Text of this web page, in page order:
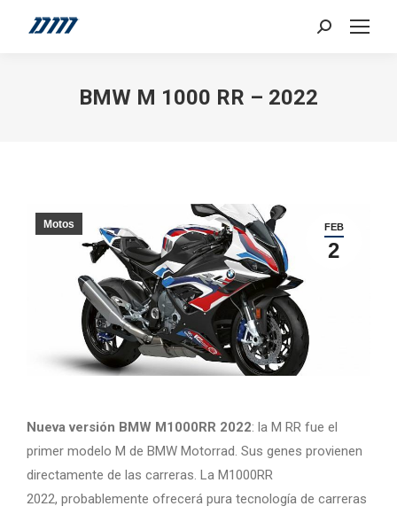
Search:
BMW M 1000 RR – 2022
FEB
2
Motos
Nueva versión BMW M1000RR 2022: la M RR fue el
primer modelo M de BMW Motorrad. Sus genes provienen
directamente de las carreras. La M1000RR
2022, probablemente ofrecerá pura tecnología de carreras